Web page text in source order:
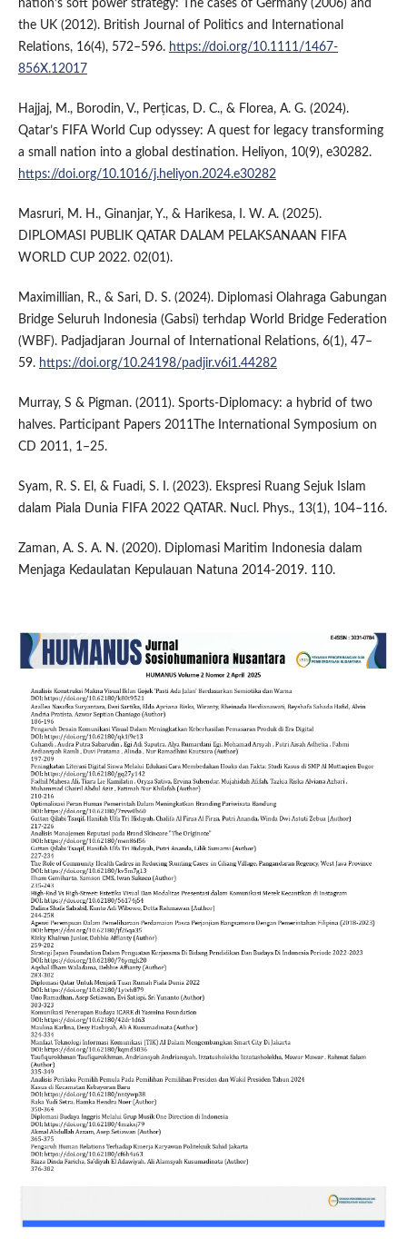
nation’s soft power strategy: The cases of Germany (2006) and
the UK (2012). British Journal of Politics and International
Relations, 16(4), 572–596. https://doi.org/10.1111/1467-
856X.12017
Hajjaj, M., Borodin, V., Perțicas, D. C., & Florea, A. G. (2024).
Qatar’s FIFA World Cup odyssey: A quest for legacy transforming
a small nation into a global destination. Heliyon, 10(9), e30282.
https://doi.org/10.1016/j.heliyon.2024.e30282
Masruri, M. H., Ginanjar, Y., & Harikesa, I. W. A. (2025).
DIPLOMASI PUBLIK QATAR DALAM PELAKSANAAN FIFA
WORLD CUP 2022. 02(01).
Maximillian, R., & Sari, D. S. (2024). Diplomasi Olahraga Gabungan
Bridge Seluruh Indonesia (Gabsi) terhdap World Bridge Federation
(WBF). Padjadjaran Journal of International Relations, 6(1), 47–
59. https://doi.org/10.24198/padjir.v6i1.44282
Murray, S & Pigman. (2011). Sports-Diplomacy: a hybrid of two
halves. Participant Papers 2011The International Symposium on
CD 2011, 1–25.
Syam, R. S. El, & Fuadi, S. I. (2023). Ekspresi Ruang Sejuk Islam
dalam Piala Dunia FIFA 2022 QATAR. Nucl. Phys., 13(1), 104–116.
Zaman, A. S. A. N. (2020). Diplomasi Maritim Indonesia dalam
Menjaga Kedaulatan Kepulauan Natuna 2014-2019. 110.